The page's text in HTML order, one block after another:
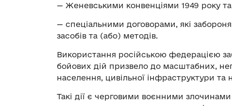
— Женевськими конвенціями 1949 року
— спеціальними договорами, які
засобів та (або) методів.
Використання російською федерацією
бойових дій призвело до масштабних,
населення, цивільної інфраструктури
Такі дії є черговими воєнними